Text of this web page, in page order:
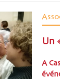
Un
A